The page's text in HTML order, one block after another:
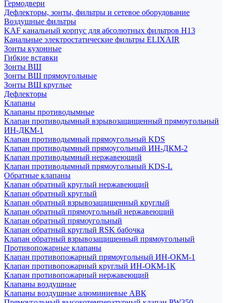
Гермодвери
Дефлекторы, зонты, фильтры и сетевое оборудование
Воздушные фильтры
KAF канальный корпус для абсолютных фильтров H13
Канальные электростатические фильтры ELIXAIR
Зонты кухонные
Гибкие вставки
Зонты ВШ
Зонты ВШ прямоугольные
Зонты ВШ круглые
Дефлекторы
Клапаны
Клапаны противодымные
Клапан противодымный взрывозащищенный прямоугольный
ИН-ДКМ-1
Клапан противодымный прямоугольный KDS
Клапан противодымный прямоугольный ИН-ДКМ-2
Клапан противодымный нержавеющий
Клапан противодымный прямоугольный KDS-L
Обратные клапаны
Клапан обратный круглый нержавеющий
Клапан обратный круглый
Клапан обратный взрывозащищенный круглый
Клапан обратный прямоугольный нержавеющий
Клапан обратный прямоугольный
Клапан обратный круглый RSK бабочка
Клапан обратный взрывозащищенный прямоугольный
Противопожарные клапаны
Клапан противопожарный прямоугольный ИН-ОКМ-1
Клапан противопожарный круглый ИН-ОКМ-1К
Клапан противопожарный нержавеющий
Клапаны воздушные
Клапаны воздушные алюминиевые АВК